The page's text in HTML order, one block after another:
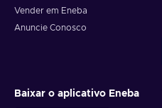
Vender em Eneba
Anuncie Conosco
Baixar o aplicativo Eneba